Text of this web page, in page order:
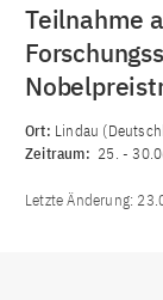
Teilnahme
Ort: Lindau
Zeitraum: 25. -
Letzte Änderung: